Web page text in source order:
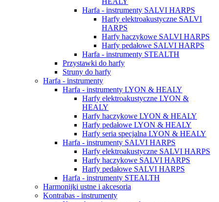
Harfa - instrumenty SALVI HARPS
Harfy elektroakustyczne SALVI
HARPS
Harfy haczykowe SALVI HARPS
Harfy pedałowe SALVI HARPS
Harfa - instrumenty STEALTH
Przystawki do harfy
Struny do harfy
Harfa - instrumenty
Harfa - instrumenty LYON & HEALY
Harfy elektroakustyczne LYON &
HEALY
Harfy haczykowe LYON & HEALY
Harfy pedałowe LYON & HEALY
Harfy seria specjalna LYON & HEALY
Harfa - instrumenty SALVI HARPS
Harfy elektroakustyczne SALVI HARPS
Harfy haczykowe SALVI HARPS
Harfy pedałowe SALVI HARPS
Harfa - instrumenty STEALTH
Harmonijki ustne i akcesoria
Kontrabas - instrumenty